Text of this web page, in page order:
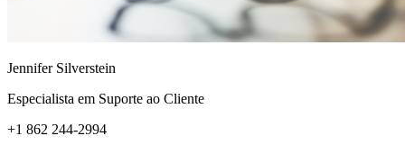
Jennifer Silverstein
Especialista em Suporte ao Cliente
+1 862 244-2994